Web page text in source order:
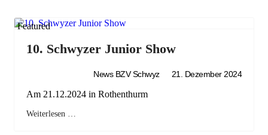
Featured
10. Schwyzer Junior Show
News BZV Schwyz 21. Dezember 2024
Am 21.12.2024 in Rothenthurm
Weiterlesen …